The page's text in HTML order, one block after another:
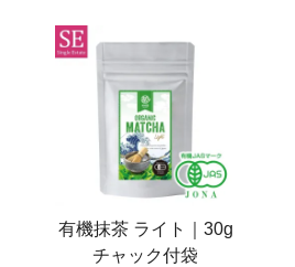
有機抹茶 ライト｜30g
チャック付袋